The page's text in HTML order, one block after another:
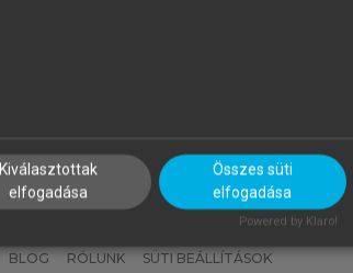
MI – ÁLTALÁNOS IRÁNYELVEK
BLOG RÓLUNK SÜTI BEÁLLÍTÁSOK
Kiválasztottak
elfogadása
Összes süti
elfogadása
Powered by Klaro!